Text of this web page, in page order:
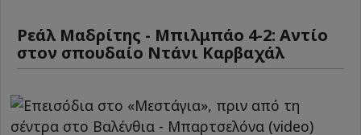
Ρεάλ Μαδρίτης - Μπιλμπάο 4-2: Αντίο
στον σπουδαίο Ντάνι Καρβαχάλ